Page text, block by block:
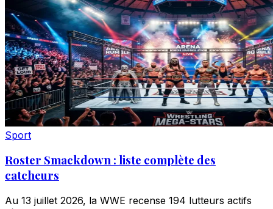
Sport
Roster Smackdown : liste complète des
catcheurs
Au 13 juillet 2026, la WWE recense 194 lutteurs actifs